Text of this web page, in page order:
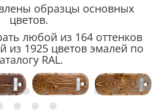
образцы основных
цветов.
любой из 164 оттенков
из 1925 цветов эмалей по
RAL.